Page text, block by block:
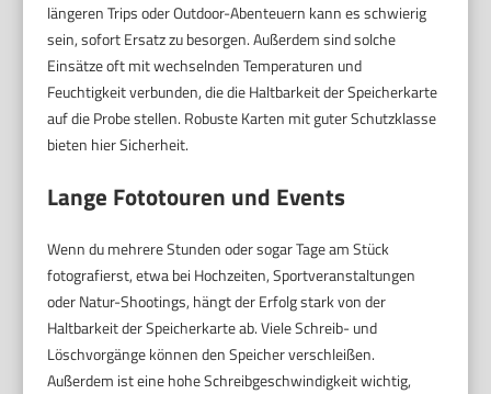
längeren Trips oder Outdoor-Abenteuern kann es schwierig
sein, sofort Ersatz zu besorgen. Außerdem sind solche
Einsätze oft mit wechselnden Temperaturen und
Feuchtigkeit verbunden, die die Haltbarkeit der Speicherkarte
auf die Probe stellen. Robuste Karten mit guter Schutzklasse
bieten hier Sicherheit.
Lange Fototouren und Events
Wenn du mehrere Stunden oder sogar Tage am Stück
fotografierst, etwa bei Hochzeiten, Sportveranstaltungen
oder Natur-Shootings, hängt der Erfolg stark von der
Haltbarkeit der Speicherkarte ab. Viele Schreib- und
Löschvorgänge können den Speicher verschleißen.
Außerdem ist eine hohe Schreibgeschwindigkeit wichtig,